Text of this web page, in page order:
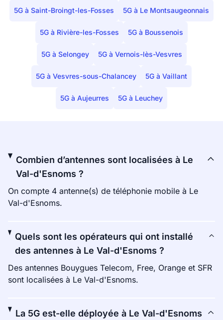
5G à Saint-Broingt-les-Fosses 5G à Le Montsaugeonnais
5G à Rivière-les-Fosses 5G à Boussenois
5G à Selongey 5G à Vernois-lès-Vesvres
5G à Vesvres-sous-Chalancey 5G à Vaillant
5G à Aujeurres 5G à Leuchey
Combien d’antennes sont localisées à Le
Val-d'Esnoms ?
On compte 4 antenne(s) de téléphonie mobile à Le
Val-d'Esnoms.
Quels sont les opérateurs qui ont installé
des antennes à Le Val-d'Esnoms ?
Des antennes Bouygues Telecom, Free, Orange et SFR
sont localisées à Le Val-d'Esnoms.
La 5G est-elle déployée à Le Val-d'Esnoms